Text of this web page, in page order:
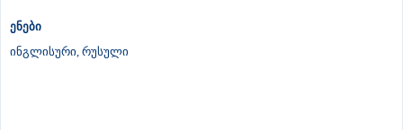
ენები
ინგლისური, რუსული